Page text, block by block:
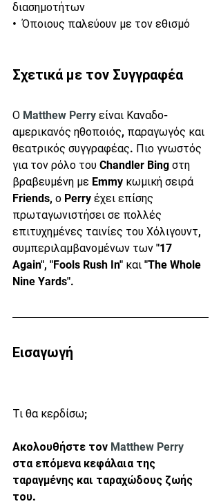
διασημοτήτων
•  Όποιους παλεύουν με τον εθισμό
Σχετικά με τον Συγγραφέα
Ο Matthew Perry είναι Καναδο-
αμερικανός ηθοποιός, παραγωγός και
θεατρικός συγγραφέας. Πιο γνωστός
για τον ρόλο του Chandler Bing στη
βραβευμένη με Emmy κωμική σειρά
Friends, ο Perry έχει επίσης
πρωταγωνιστήσει σε πολλές
επιτυχημένες ταινίες του Χόλιγουντ,
συμπεριλαμβανομένων των "17
Again", "Fools Rush In" και "The Whole
Nine Yards".
Εισαγωγή
Τι θα κερδίσω;
Ακολουθήστε τον Matthew Perry
στα επόμενα κεφάλαια της
ταραγμένης και ταραχώδους ζωής
του.